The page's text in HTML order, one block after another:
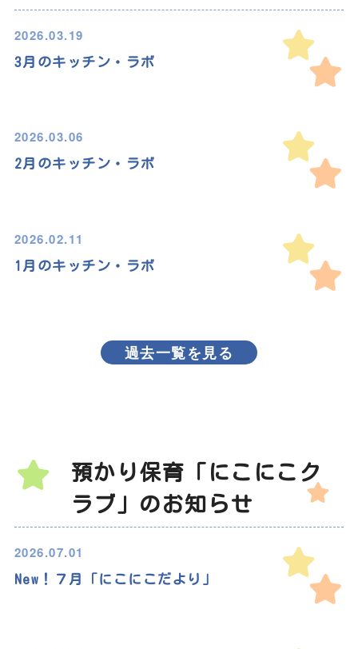
2026.03.19
3月のキッチン・ラボ
2026.03.06
2月のキッチン・ラボ
2026.02.11
1月のキッチン・ラボ
過去一覧を見る
預かり保育「にこにこク
ラブ」のお知らせ
2026.07.01
New！７月「にこにこだより」